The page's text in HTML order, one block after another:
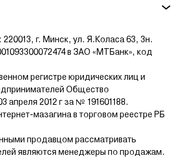
г. Минск, ул. Я.Коласа 63, 3н.
в ЗАО «МТБанк», код
регистре юридических лиц и
Общество
апреля 2012 г за № 191601188.
мазагина в торговом реестре РБ
продавцом рассматривать
являются менеджеры по продажам.